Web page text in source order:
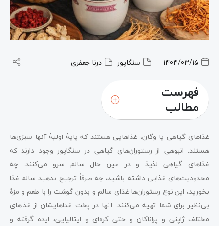
1403/03/15 سنگاپور درنا جعفری
فهرست
مطالب
سخن آخر
غذاهای گیاهی یا وگان، غذاهایی هستند که پایۀ اولیۀ آنها سبزی‌ها
هستند. انبوهی از رستوران‌های گیاهی در سنگاپور وجود دارند که
غذاهای گیاهی لذیذ و در عین حال سالم سرو می‌کنند. چه
محدودیت‌های غذایی داشته باشید، چه صرفاً ترجیح بدهید سالم غذا
بخورید، این نوع رستوران‌ها غذای سالم و بدون گوشت را با طعم و مزۀ
بی‌نظیر برای شما تهیه می‌کنند. آنها در پخت غذاهایشان از غذاهای
مختلف ژاپنی و پراناکان و حتی کره‌ای و ایتالیایی، ایده گرفته و